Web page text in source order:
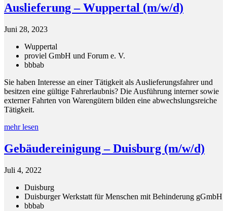
Auslieferung – Wuppertal (m/w/d)
Juni 28, 2023
Wuppertal
proviel GmbH und Forum e. V.
bbbab
Sie haben Interesse an einer Tätigkeit als Auslieferungsfahrer und
besitzen eine gültige Fahrerlaubnis? Die Ausführung interner sowie
externer Fahrten von Warengütern bilden eine abwechslungsreiche
Tätigkeit.
mehr lesen
Gebäudereinigung – Duisburg (m/w/d)
Juli 4, 2022
Duisburg
Duisburger Werkstatt für Menschen mit Behinderung gGmbH
bbbab